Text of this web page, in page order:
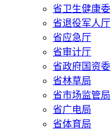
省卫生健康委
省退役军人厅
省应急厅
省审计厅
省政府国资委
省林草局
省市场监管局
省广电局
省体育局